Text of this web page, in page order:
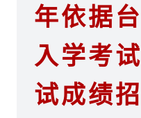
年依据
入学考
试成绩